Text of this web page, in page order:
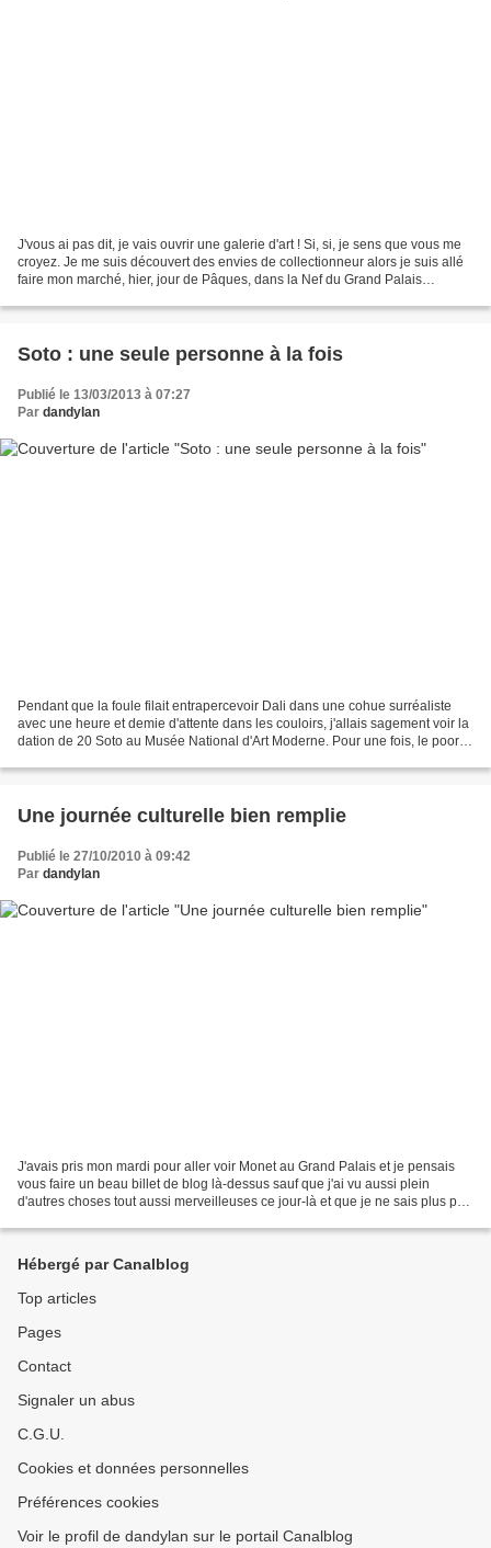
J'vous ai pas dit, je vais ouvrir une galerie d'art ! Si, si, je sens que vous me
croyez. Je me suis découvert des envies de collectionneur alors je suis allé
faire mon marché, hier, jour de Pâques, dans la Nef du Grand Palais
Soto : une seule personne à la fois
Publié le 13/03/2013 à 07:27
Par dandylan
Pendant que la foule filait entrapercevoir Dali dans une cohue surréaliste
avec une heure et demie d'attente dans les couloirs, j'allais sagement voir la
dation de 20 Soto au Musée National d'Art Moderne. Pour une fois, le poor
Une journée culturelle bien remplie
Publié le 27/10/2010 à 09:42
Par dandylan
J'avais pris mon mardi pour aller voir Monet au Grand Palais et je pensais
vous faire un beau billet de blog là-dessus sauf que j'ai vu aussi plein
d'autres choses tout aussi merveilleuses ce jour-là et que je ne sais plus par
Hébergé par Canalblog
Top articles
Pages
Contact
Signaler un abus
C.G.U.
Cookies et données personnelles
Préférences cookies
Voir le profil de dandylan sur le portail Canalblog